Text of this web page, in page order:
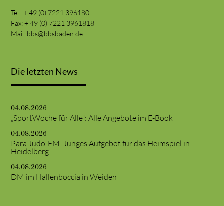
Tel.: + 49 (0) 7221 396180
Fax: + 49 (0) 7221 3961818
Mail: bbs@bbsbaden.de
Die letzten News
04.08.2026
„SportWoche für Alle“: Alle Angebote im E-Book
04.08.2026
Para Judo-EM: Junges Aufgebot für das Heimspiel in
Heidelberg
04.08.2026
DM im Hallenboccia in Weiden